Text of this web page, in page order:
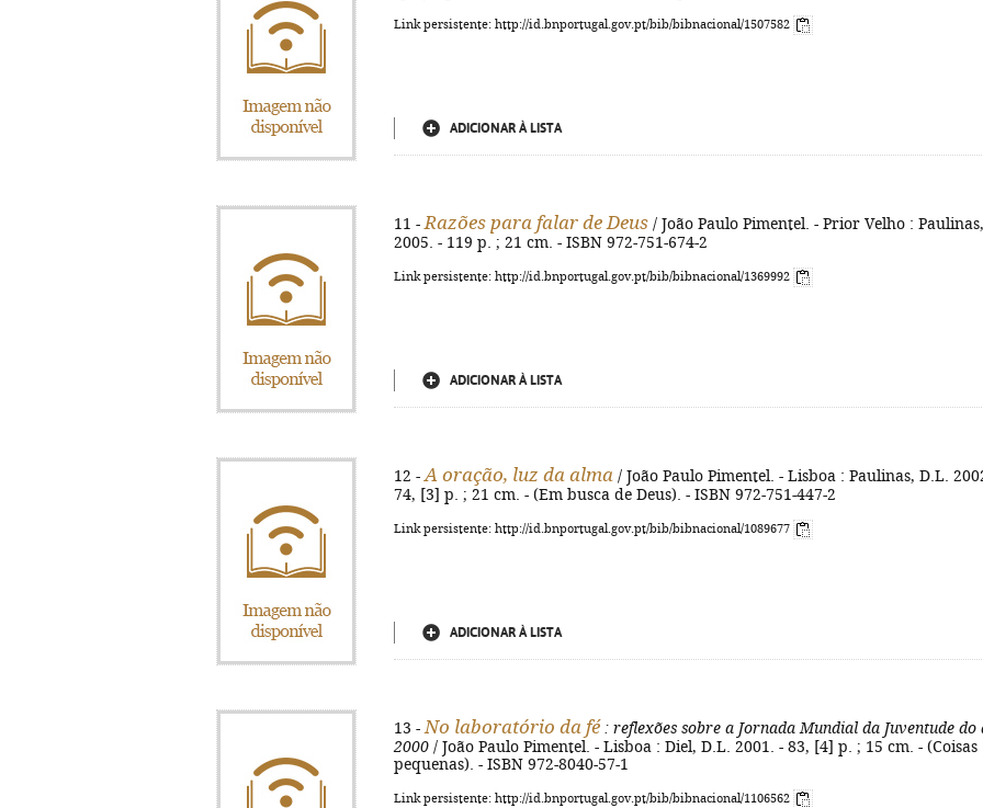
Link persistente: http://id.bnportugal.gov.pt/bib/bibnacional/1507582
ADICIONAR À LISTA
11 - Razões para falar de Deus / João Paulo Pimentel. - Prior Velho : Paulinas,
2005. - 119 p. ; 21 cm. - ISBN 972-751-674-2
Link persistente: http://id.bnportugal.gov.pt/bib/bibnacional/1369992
ADICIONAR À LISTA
12 - A oração, luz da alma / João Paulo Pimentel. - Lisboa : Paulinas, D.L.
74, [3] p. ; 21 cm. - (Em busca de Deus). - ISBN 972-751-447-2
Link persistente: http://id.bnportugal.gov.pt/bib/bibnacional/1089677
ADICIONAR À LISTA
13 - No laboratório da fé : reflexões sobre a Jornada Mundial da Juventude do
2000 / João Paulo Pimentel. - Lisboa : Diel, D.L. 2001. - 83, [4] p. ; 15 cm. - (Coisas
pequenas). - ISBN 972-8040-57-1
Link persistente: http://id.bnportugal.gov.pt/bib/bibnacional/1106562